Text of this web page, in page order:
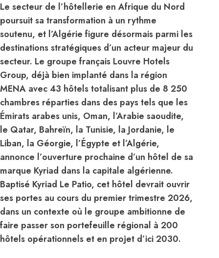
Le secteur de l’hôtellerie en Afrique du Nord
poursuit sa transformation à un rythme
soutenu, et l’Algérie figure désormais parmi les
destinations stratégiques d’un acteur majeur du
secteur. Le groupe français Louvre Hotels
Group, déjà bien implanté dans la région
MENA avec 43 hôtels totalisant plus de 8 250
chambres réparties dans des pays tels que les
Émirats arabes unis, Oman, l’Arabie saoudite,
le Qatar, Bahreïn, la Tunisie, la Jordanie, le
Liban, la Géorgie, l’Égypte et l’Algérie,
annonce l’ouverture prochaine d’un hôtel de sa
marque Kyriad dans la capitale algérienne.
Baptisé Kyriad Le Patio, cet hôtel devrait ouvrir
ses portes au cours du premier trimestre 2026,
dans un contexte où le groupe ambitionne de
faire passer son portefeuille régional à 200
hôtels opérationnels et en projet d’ici 2030.